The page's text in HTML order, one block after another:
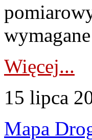
Więcej...
15 lipca
Mapa